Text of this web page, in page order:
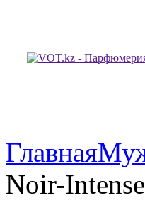
Главная
Noir-Intense